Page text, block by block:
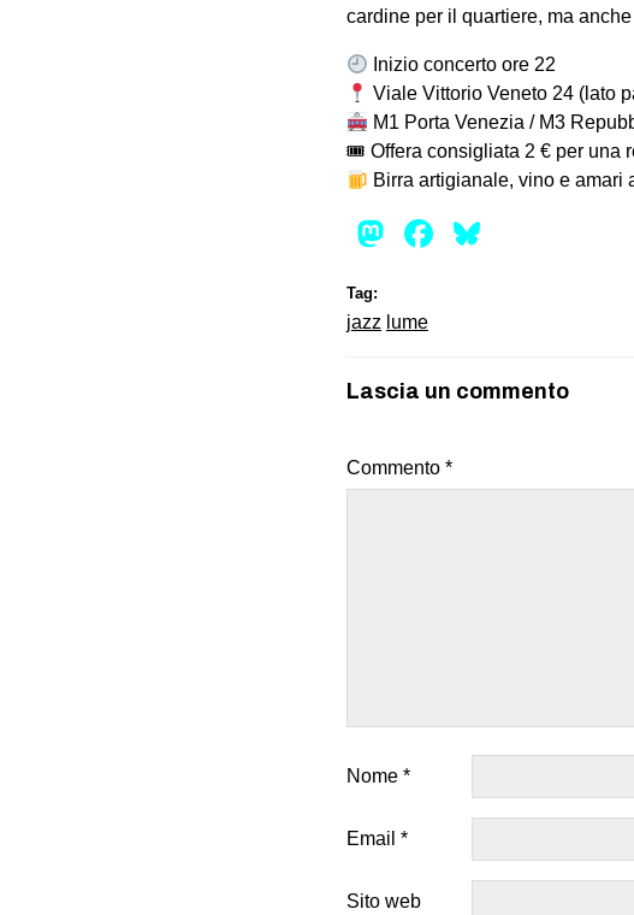
cardine per il quartiere, ma
Inizio concerto ore 22
Viale Vittorio Veneto 24 (lato
M1 Porta Venezia / M3
🎟 Offera consigliata 2 € per una
Birra artigianale, vino e amari
Mastodon
Facebook
Tag:
jazz lume
Lascia un commento
Commento *
Nome *
Email *
Sito web